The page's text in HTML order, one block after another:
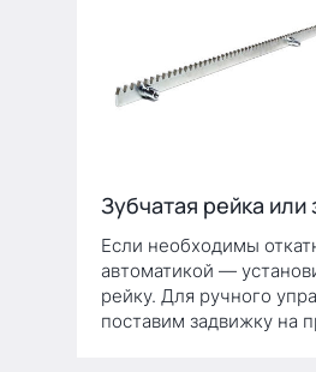
Зубчатая рейка или
Если необходимы
автоматикой —
рейку. Для ручного
поставим задвижку на